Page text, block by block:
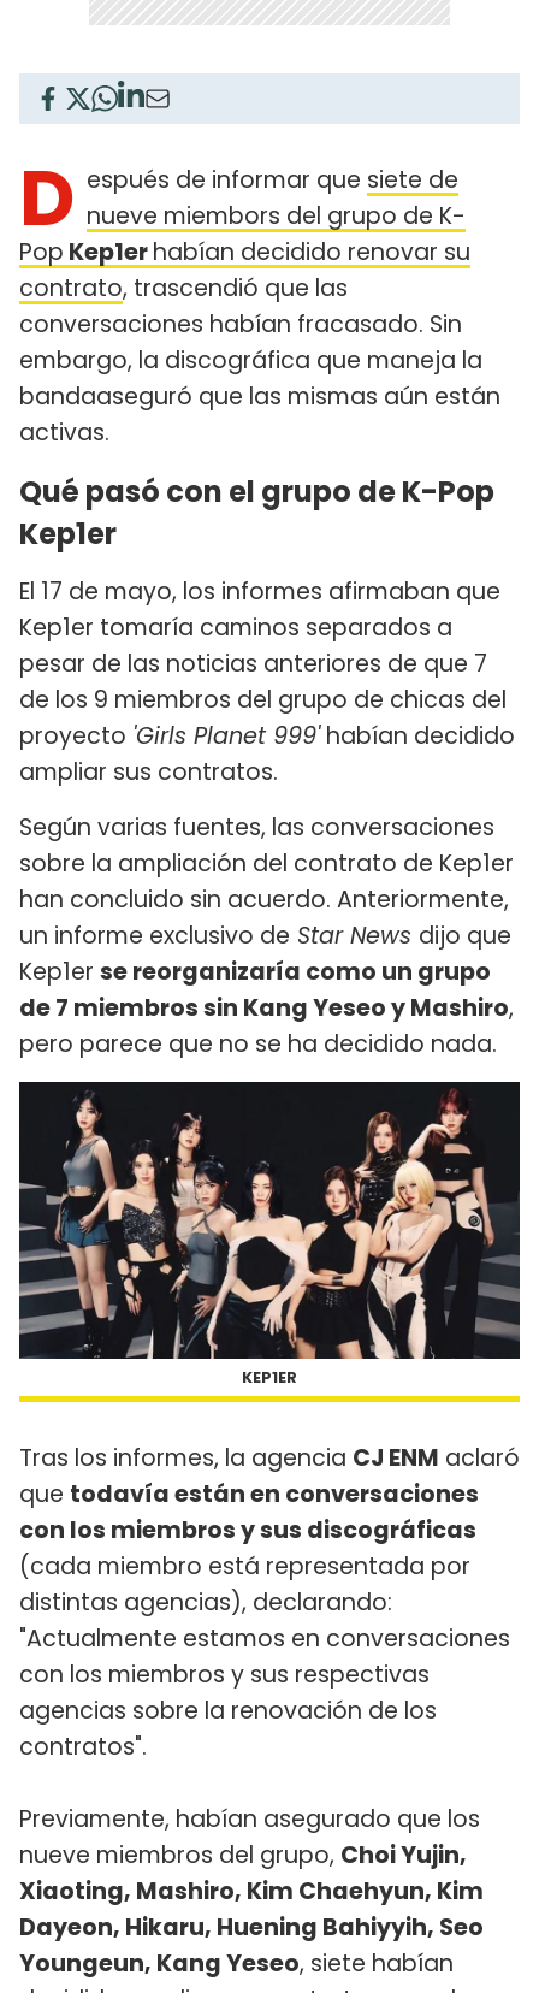
D espués de informar que siete de
nueve miembors del grupo de K-
Pop Kep1erhabían decidido renovar su
contrato, trascendió que las
conversaciones habían fracasado. Sin
embargo, la discográfica que maneja la
bandaaseguró que las mismas aún están
activas.
Qué pasó con el grupo de K-Pop
Kep1er
El 17 de mayo, los informes afirmaban que
Kep1er tomaría caminos separados a
pesar de las noticias anteriores de que 7
de los 9 miembros del grupo de chicas del
proyecto 'Girls Planet 999'habían decidido
ampliar sus contratos.
Según varias fuentes, las conversaciones
sobre la ampliación del contrato de Kep1er
han concluido sin acuerdo. Anteriormente,
un informe exclusivo de Star News dijo que
Kep1er se reorganizaría como un grupo
de 7 miembros sin Kang Yeseo y Mashiro,
pero parece que no se ha decidido nada.
KEP1ER
Tras los informes, la agencia CJ ENM aclaró
que todavía están en conversaciones
con los miembros y sus discográficas
(cada miembro está representada por
distintas agencias), declarando:
"Actualmente estamos en conversaciones
con los miembros y sus respectivas
agencias sobre la renovación de los
contratos".
Previamente, habían asegurado que los
nueve miembros del grupo, Choi Yujin,
Xiaoting, Mashiro, Kim Chaehyun, Kim
Dayeon, Hikaru, Huening Bahiyyih, Seo
Youngeun, Kang Yeseo, siete habían